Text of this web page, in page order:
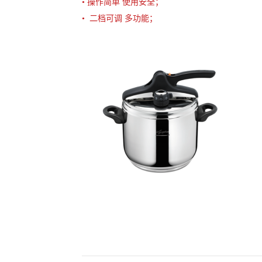
• 操作简单 使用安全；
• 二档可调 多功能；